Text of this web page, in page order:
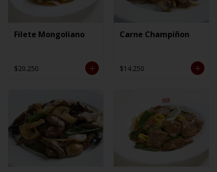
Filete Mongoliano
$20.250
Carne Champiñon
$14.250